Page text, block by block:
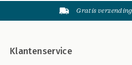
Gratis
Klantenservice